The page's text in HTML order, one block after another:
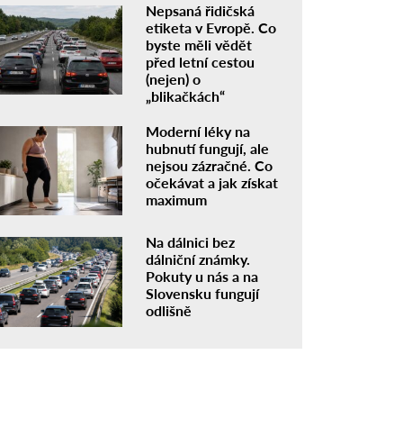
Nepsaná řidičská
etiketa v Evropě. Co
byste měli vědět
před letní cestou
(nejen) o
„blikačkách“
Moderní léky na
hubnutí fungují, ale
nejsou zázračné. Co
očekávat a jak získat
maximum
Na dálnici bez
dálniční známky.
Pokuty u nás a na
Slovensku fungují
odlišně